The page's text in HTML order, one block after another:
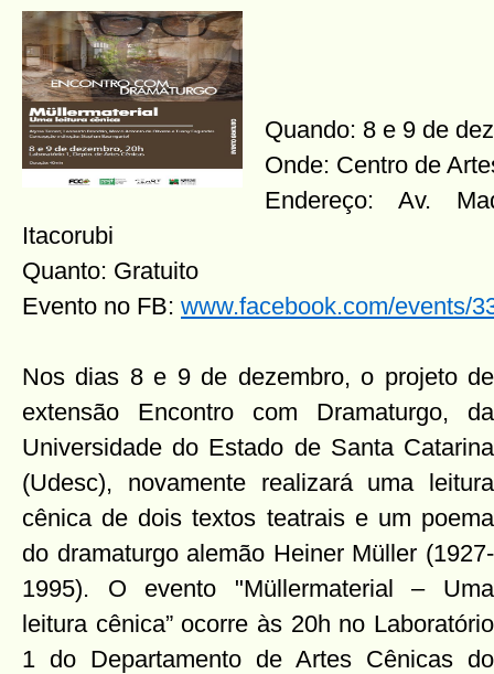
Quando: 8 e 9 de
Onde: Centro de
Endereço: Av.
Itacorubi
Quanto: Gratuito
Evento no FB: www.facebook.com/events/
Nos dias 8 e 9 de dezembro, o projeto de
extensão Encontro com Dramaturgo, da
Universidade do Estado de Santa Catarina
(Udesc), novamente realizará uma leitura
cênica de dois textos teatrais e um poema
do dramaturgo alemão Heiner Müller (1927-
1995). O evento "Müllermaterial – Uma
leitura cênica” ocorre às 20h no Laboratório
1 do Departamento de Artes Cênicas do